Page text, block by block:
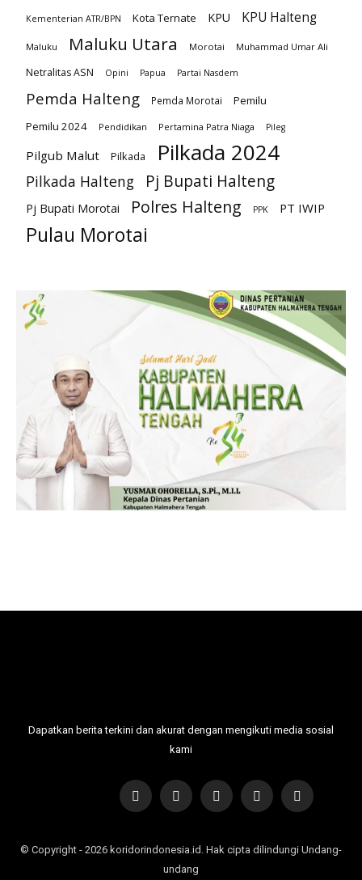
Kementerian ATR/BPN Kota Ternate KPU KPU Halteng
Maluku Maluku Utara Morotai Muhammad Umar Ali
Netralitas ASN Opini Papua Partai Nasdem
Pemda Halteng Pemda Morotai
Pemilu
Pemilu 2024
Pendidikan Pertamina Patra Niaga Pileg
Pilgub Malut Pilkada Pilkada 2024
Pilkada Halteng Pj Bupati Halteng
Pj Bupati Morotai Polres Halteng PPK PT IWIP
Pulau Morotai
Dapatkan berita terkini dan akurat dengan mengikuti media sosial
kami
© Copyright - 2026 koridorindonesia.id. Hak cipta dilindungi Undang-
undang